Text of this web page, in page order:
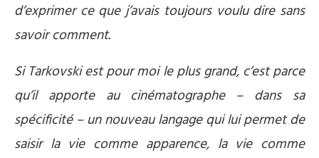
d’exprimer ce que j’avais toujours voulu dire sans
savoir comment.
Si Tarkovski est pour moi le plus grand, c’est parce
qu’il apporte au cinématographe – dans sa
spécificité – un nouveau langage qui lui permet de
saisir la vie comme apparence, la vie comme